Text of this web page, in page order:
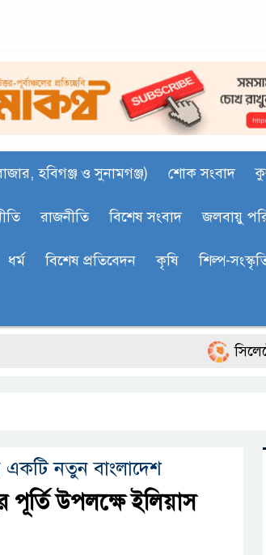
হবিগঞ্জ ও সুনামগঞ্জ) শোক সংবাদ
রাজনীতি বিশেষ সংবাদ জলবায়ু
ধর্ম বিশেষ প্রতিবেদন কৃষি শিল্প-
সিলেটে
একটি নতুন বাংলাদেশ
উপলক্ষে ইলিয়াস